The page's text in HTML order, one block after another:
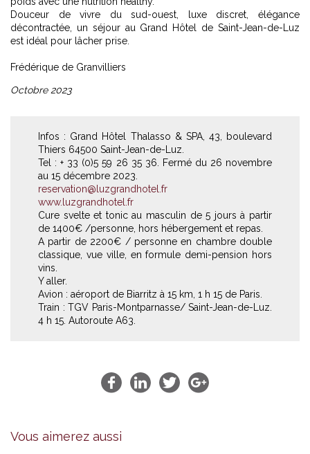
Douceur de vivre du sud-ouest, luxe discret, élégance
décontractée, un séjour au Grand Hôtel de Saint-Jean-de-Luz
est idéal pour lâcher prise.
Frédérique de Granvilliers
Octobre 2023
Infos : Grand Hôtel Thalasso & SPA, 43, boulevard
Thiers 64500 Saint-Jean-de-Luz.
Tel : + 33 (0)5 59 26 35 36. Fermé du 26 novembre
au 15 décembre 2023.
reservation@luzgrandhotel.fr
www.luzgrandhotel.fr
Cure svelte et tonic au masculin de 5 jours à partir
de 1400€ /personne, hors hébergement et repas.
A partir de 2200€ / personne en chambre double
classique, vue ville, en formule demi-pension hors
vins.
Y aller.
Avion : aéroport de Biarritz à 15 km, 1 h 15 de Paris.
Train : TGV Paris-Montparnasse/ Saint-Jean-de-Luz.
4 h 15. Autoroute A63.
Vous aimerez aussi